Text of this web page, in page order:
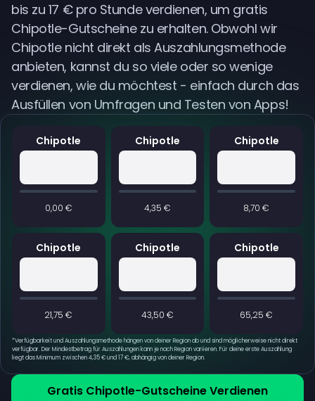
Gratis Chipotle-Gutscheine Verdienen
Chipotle
0,00 €
Chipotle
4,35 €
Chipotle
8,70 €
Chipotle
21,75 €
Chipotle
43,50 €
Chipotle
65,25 €
*Verfügbarkeit und Auszahlungsmethode hängen von deiner Region ab und sind möglicherweise nicht direkt
verfügbar. Der Mindestbetrag für Auszahlungen kann je nach Region variieren. Für deine erste Auszahlung
liegt das Minimum zwischen 4,35 € und 17 €, abhängig von deiner Region.
bis zu 17 € pro Stunde verdienen, um gratis
Chipotle-Gutscheine zu erhalten. Obwohl wir
Chipotle nicht direkt als Auszahlungsmethode
anbieten, kannst du so viele oder so wenige
verdienen, wie du möchtest - einfach durch das
Ausfüllen von Umfragen und Testen von Apps!